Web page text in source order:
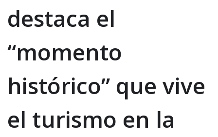
destaca el
“momento
histórico” que vive
el turismo en la